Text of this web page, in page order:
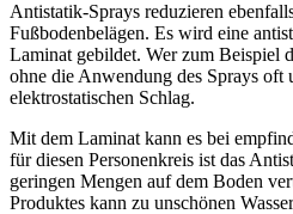
Antistatik-Sprays reduzieren
Fußbodenbelägen. Es wird eine
Laminat gebildet. Wer zum Beispiel
ohne die Anwendung des Sprays oft
elektrostatischen Schlag.
Mit dem Laminat kann es bei
für diesen Personenkreis ist das
geringen Mengen auf dem Boden
Produktes kann zu unschönen